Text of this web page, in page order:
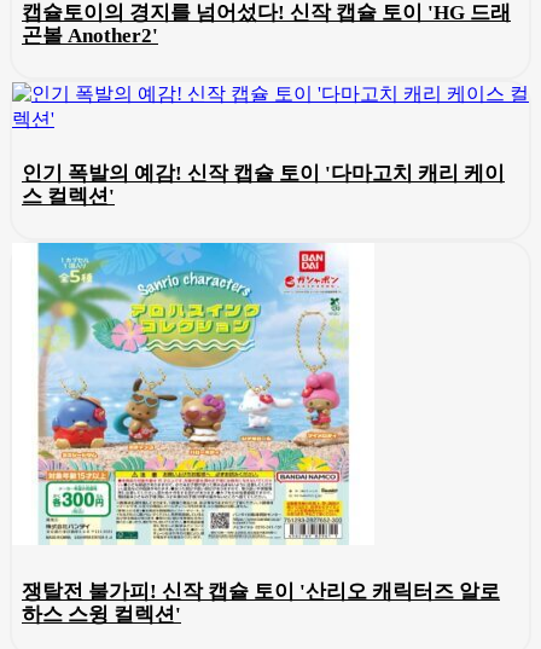
캡슐토이의 경지를 넘어섰다! 신작 캡슐 토이 'HG 드래
곤볼 Another2'
인기 폭발의 예감! 신작 캡슐 토이 '다마고치 캐리 케이
스 컬렉션'
쟁탈전 불가피! 신작 캡슐 토이 '산리오 캐릭터즈 알로
하스 스윙 컬렉션'